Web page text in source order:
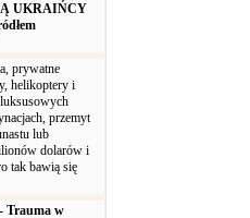
UKRAIŃCY
prywatne
helikoptery i
przemyt
lub
dolarów i
tak bawią się
Trauma w